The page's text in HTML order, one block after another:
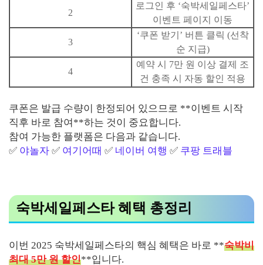
2
로그인 후 ‘숙박세일페스타’
이벤트 페이지 이동
3
‘쿠폰 받기’ 버튼 클릭 (선착
순 지급)
4
예약 시 7만 원 이상 결제 조
건 충족 시 자동 할인 적용
쿠폰은 발급 수량이 한정되어 있으므로 **이벤트 시작
직후 바로 참여**하는 것이 중요합니다.
참여 가능한 플랫폼은 다음과 같습니다.
✅ 야놀자 ✅ 여기어때 ✅ 네이버 여행 ✅ 쿠팡 트래블
숙박세일페스타 혜택 총정리
이번 2025 숙박세일페스타의 핵심 혜택은 바로 **숙박비
최대 5만 원 할인**입니다.